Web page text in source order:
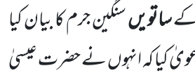
ساتویںسنگین جرم کا بیان کیا
کیا کہ انہوں نے حضرت عیسیٰ